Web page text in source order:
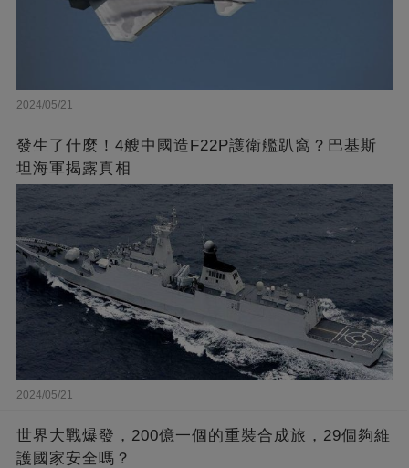
2024/05/21
發生了什麼！4艘中國造F22P護衛艦趴窩？巴基斯
坦海軍揭露真相
2024/05/21
世界大戰爆發，200億一個的重裝合成旅，29個夠維
護國家安全嗎？